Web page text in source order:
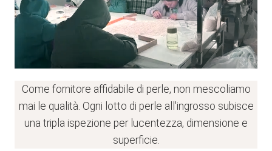
Come fornitore affidabile di perle, non mescoliamo
mai le qualità. Ogni lotto di perle all'ingrosso subisce
una tripla ispezione per lucentezza, dimensione e
superficie.